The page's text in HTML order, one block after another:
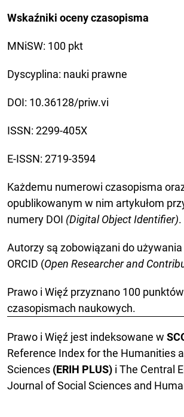
Wskaźniki oceny czasopisma
MNiSW: 100 pkt
Dyscyplina: nauki prawne
DOI: 10.36128/priw.vi
ISSN: 2299-405X
E-ISSN: 2719-3594
Każdemu numerowi czasopisma
opublikowanym w nim artykułom
numery DOI (Digital Object Identifier).
Autorzy są zobowiązani do
ORCID (Open Researcher and
Prawo i Więź przyznano 100
czasopismach naukowych.
Prawo i Więź jest indeksowane w
Reference Index for the Humanities
Sciences (ERIH PLUS) i The Central
Journal of Social Sciences and